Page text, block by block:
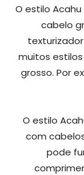
O estilo
cabelo
muitos
grosso. Por
O estilo
com
pode